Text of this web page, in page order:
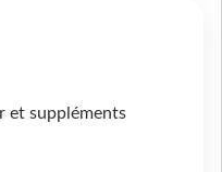
et suppléments